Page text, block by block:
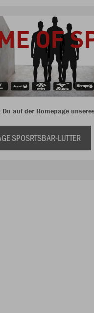
auf der Homepage
SPOSRTSBAR-LUTTER